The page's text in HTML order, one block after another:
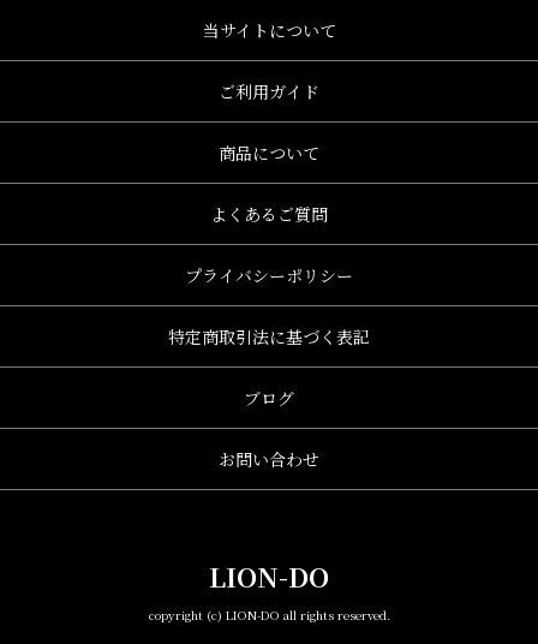
当サイトについて
ご利用ガイド
商品について
よくあるご質問
プライバシーポリシー
特定商取引法に基づく表記
ブログ
お問い合わせ
LION-DO
copyright (c) LION-DO all rights reserved.